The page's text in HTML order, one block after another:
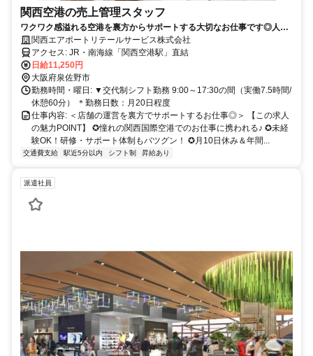
関西空港の売上管理スタッフ
ワクワク感溢れる空港を裏方からサポートする大切なお仕事です◎人物
重視採用／年休120日以上でオフも充実／昇給・賞与あり
関西エアポートリテールサービス株式会社
アクセス: JR・南海線「関西空港駅」直結
日給11,250円
大阪府泉佐野市
勤務時間・曜日: ▼交代制シフト勤務 9:00～17:30の間（実働7.5時間/
休憩60分） ＊勤務日数：月20日程度
仕事内容: ＜店舗の運営を裏方でサポートするお仕事◎＞ 【この求人
の魅力POINT】 ✪憧れの関西国際空港でのお仕事に携われる♪ ✪未経
験OK！研修・サポート体制もバツグン！ ✪月10日休み＆年間...
交通費支給 駅近5分以内 シフト制 昇給あり
派遣社員